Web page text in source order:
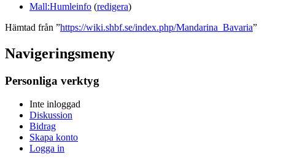
Mall:Humleinfo (redigera)
Hämtad från ”https://wiki.shbf.se/index.php/Mandarina_Bavaria”
Navigeringsmeny
Personliga verktyg
Inte inloggad
Diskussion
Bidrag
Skapa konto
Logga in